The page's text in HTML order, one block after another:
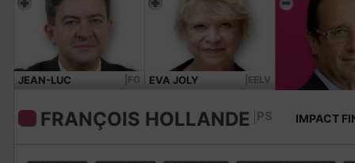
JEAN-LUC
|FG EVA JOLY |EELV
FRANÇOIS HOLLANDE PS IMPACT